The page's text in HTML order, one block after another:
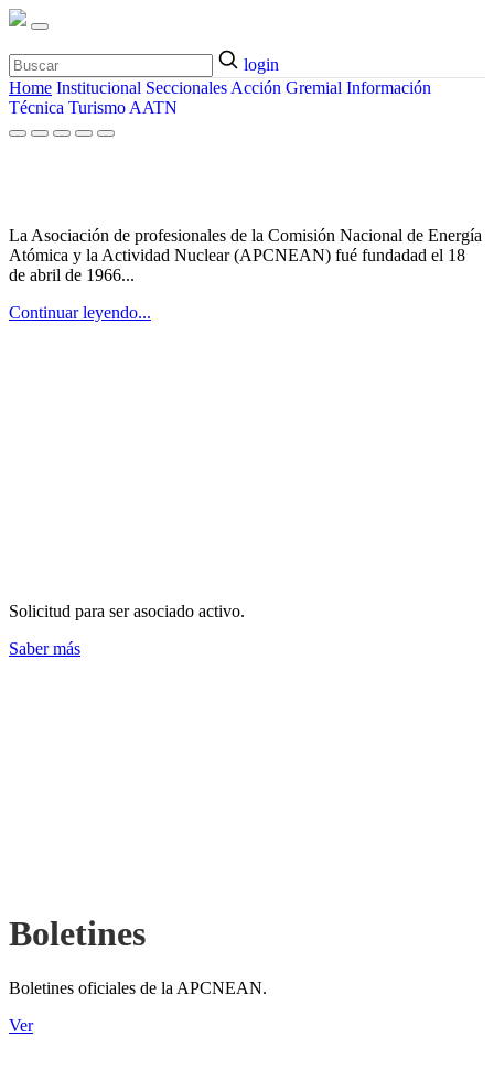
login
Home Institucional Seccionales Acción Gremial Información
Técnica Turismo AATN
La Asociación de profesionales de la Comisión Nacional de Energía
Atómica y la Actividad Nuclear (APCNEAN) fué fundadad el 18
de abril de 1966...
Continuar leyendo...
Solicitud para ser asociado activo.
Saber más
Boletines
Boletines oficiales de la APCNEAN.
Ver